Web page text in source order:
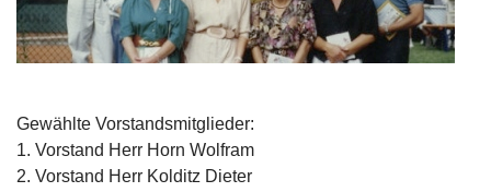
Gewählte Vorstandsmitglieder:
1. Vorstand Herr Horn Wolfram
2. Vorstand Herr Kolditz Dieter